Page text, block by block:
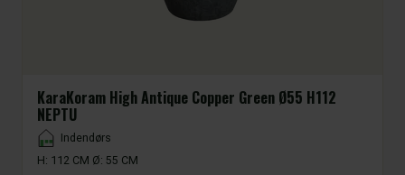
KaraKoram High Antique Copper Green Ø55 H112
NEPTU
Placement
Indendørs
H: 112 CM Ø: 55 CM